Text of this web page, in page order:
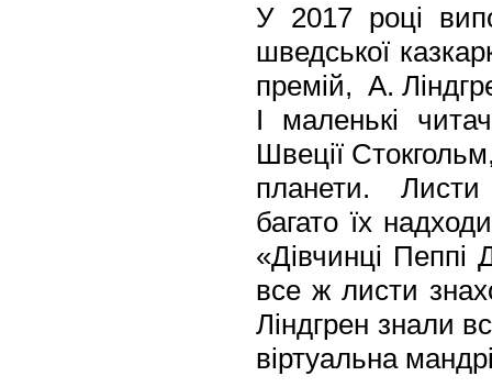
У 2017 році
шведської
премій, А.
І маленькі
Швеції
планети. Листи
багато їх
«Дівчинці Пеппі
все ж листи
Ліндгрен знали
віртуальна